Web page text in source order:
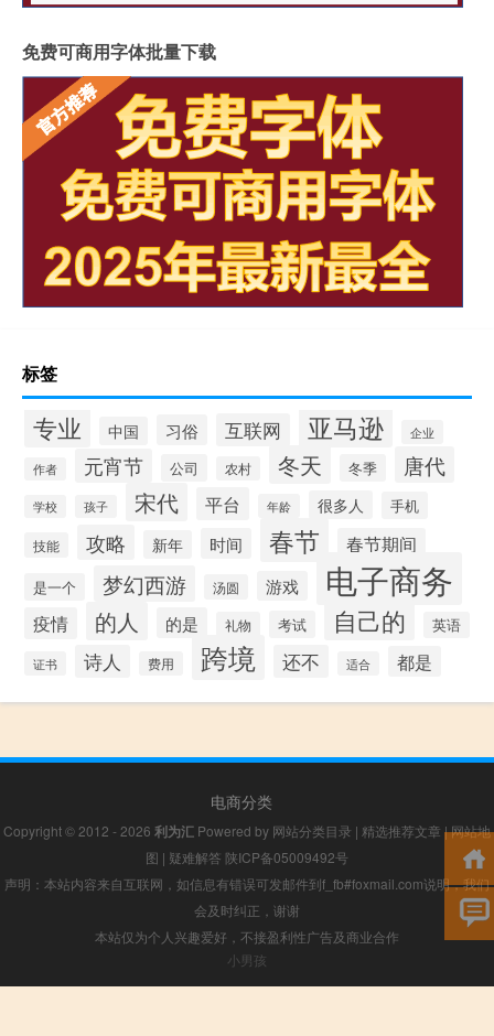
免费可商用字体批量下载
标签
专业 中国 习俗 互联网 亚马逊 企业
作者 元宵节 公司 农村 冬天 冬季 唐代
学校 孩子 宋代 平台 年龄 很多人 手机
技能 攻略 新年 时间 春节 春节期间
是一个 梦幻西游 汤圆 游戏 电子商务
疫情 的人 的是 礼物 考试 自己的 英语
证书 诗人 费用 跨境 还不 适合 都是
电商分类
Copyright © 2012 - 2026 利为汇 Powered by 网站分类目录 | 精选推荐文章 |网站地
图 | 疑难解答 陕ICP备05009492号
声明：本站内容来自互联网，如信息有错误可发邮件到f_fb#foxmail.com说明，我们
会及时纠正，谢谢
本站仅为个人兴趣爱好，不接盈利性广告及商业合作
小男孩